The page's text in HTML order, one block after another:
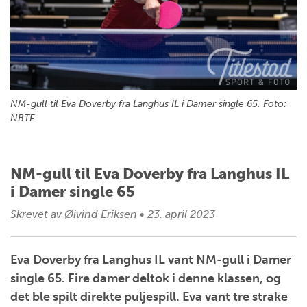
NM-gull til Eva Doverby fra Langhus IL i Damer single 65. Foto:
NBTF
NM-gull til Eva Doverby fra Langhus IL
i Damer single 65
Skrevet av Øivind Eriksen • 23. april 2023
Eva Doverby fra Langhus IL vant NM-gull i Damer
single 65. Fire damer deltok i denne klassen, og
det ble spilt direkte puljespill. Eva vant tre strake